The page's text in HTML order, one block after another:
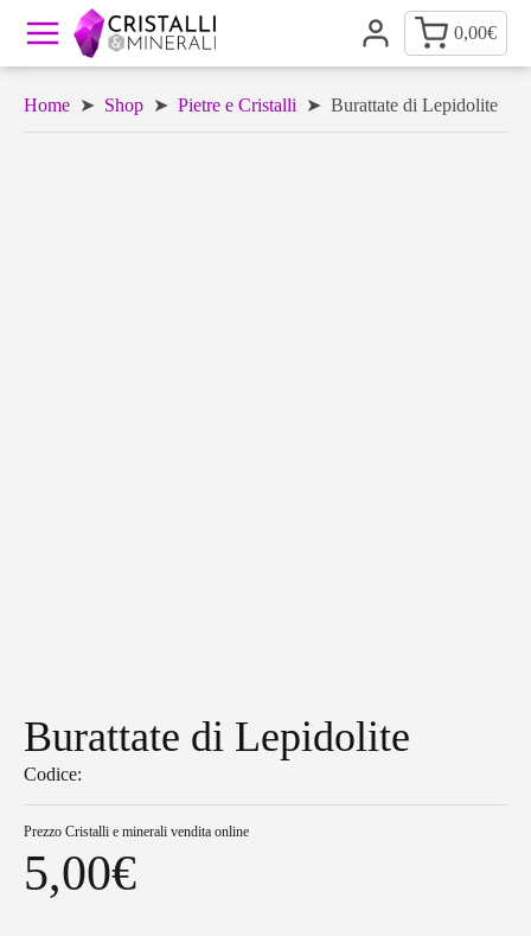
0,00€
Home ➤ Shop ➤ Pietre e Cristalli ➤ Burattate di Lepidolite
Burattate di Lepidolite
Codice:
Prezzo Cristalli e minerali vendita online
5,00€